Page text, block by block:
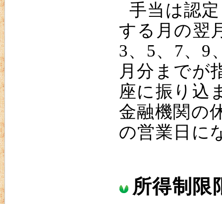
手当は認
する月の翌
3、5、7、9
月分までが
座に振り込
金融機関の
の営業日に
所得制限